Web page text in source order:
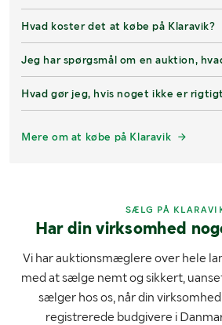
Hvad koster det at købe på Klaravik?
Jeg har spørgsmål om en auktion,
Hvad gør jeg, hvis noget ikke er
Mere om at købe på Klaravik
SÆLG PÅ
Har din virksomhed
Vi har auktionsmæglere over hele
med at sælge nemt og sikkert,
sælger hos os, når din
registrerede budgivere i